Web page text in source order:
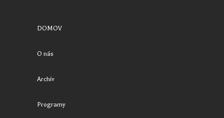
DOMOV
O nás
Archív
Programy